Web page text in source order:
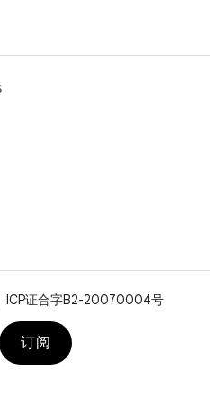
ICP证合字B2-20070004号
订阅